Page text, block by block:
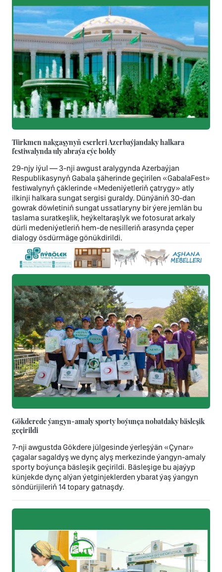
Türkmen nakgaşynyň eserleri Azerbaýjandaky halkara
festiwalynda uly abraýa eýe boldy
29-njy iýul — 3-nji awgust aralygynda Azerbaýjan
Respublikasynyň Gabala şäherinde geçirilen «GabalaFest»
festiwalynyň çäklerinde «Medeniýetleriň çatrygy» atly
ilkinji halkara sungat sergisi guraldy. Dünýäniň 30-dan
gowrak döwletiniň sungat ussatlaryny bir ýere jemlän bu
taslama suratkeşlik, heýkeltaraşlyk we fotosurat arkaly
dürli medeniýetleriň hem-de nesilleriň arasynda çeper
dialogy ösdürmäge gönükdirildi.
Gökderede ýangyn-amaly sporty boýunça nobatdaky bäsleşik
geçirildi
7-nji awgustda Gökdere jülgesinde ýerleşýän «Çynar»
çagalar sagaldyş we dynç alyş merkezinde ýangyn-amaly
sporty boýunça bäsleşik geçirildi. Bäsleşige bu ajaýyp
künjekde dynç alýan ýetginjeklerden ybarat ýaş ýangyn
söndürijileriň 14 topary gatnaşdy.